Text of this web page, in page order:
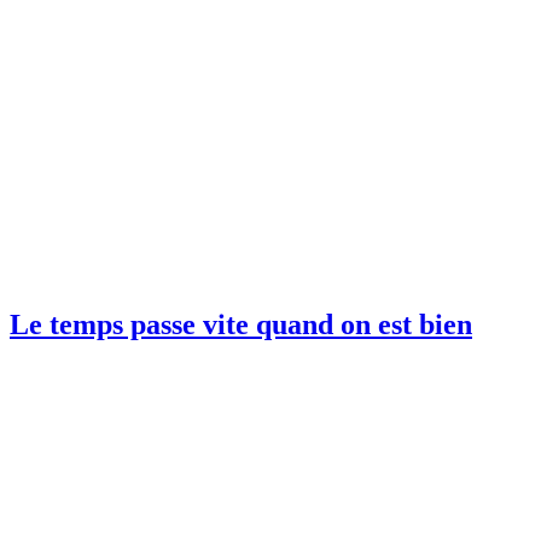
Le temps passe vite quand on est bien